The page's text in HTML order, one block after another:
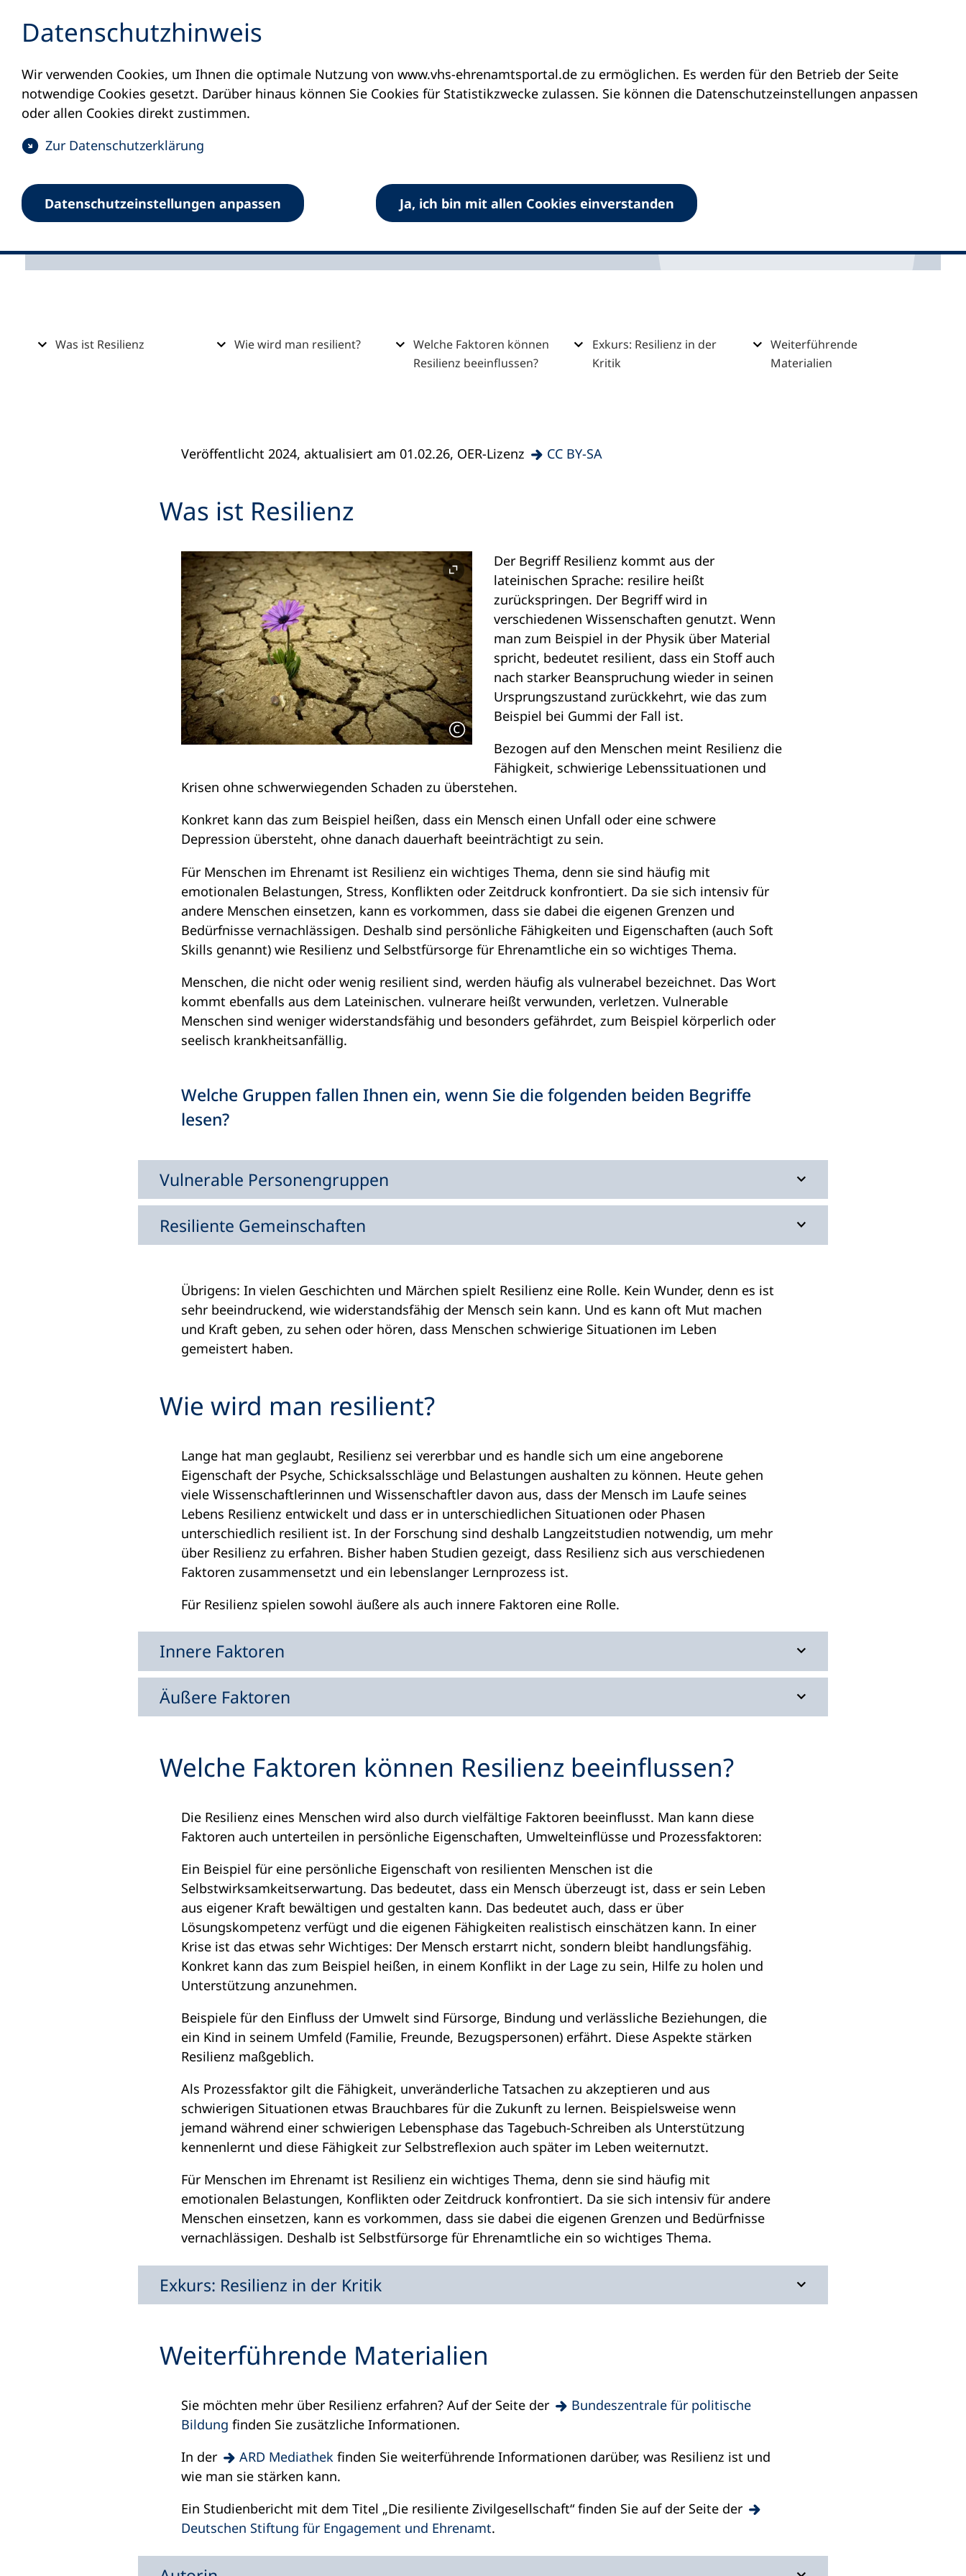
Datenschutz­hinweis
Wir verwenden Cookies, um Ihnen die optimale Nutzung von www.vhs-ehrenamtsportal.de zu ermöglichen. Es werden für den Betrieb der Seite
notwendige Cookies gesetzt. Darüber hinaus können Sie Cookies für Statistikzwecke zulassen. Sie können die Datenschutz­einstellungen anpassen
oder allen Cookies direkt zustimmen.
Zur Datenschutz­erklärung
Datenschutz­einstellungen anpassen Ja, ich bin mit allen Cookies einverstanden
Startseite Dossier Resilienz im Ehrenamt Was ist Resilienz?
Was ist Resilienz?
Lektion geht es zunächst um eine Begriffsklärung: Was bedeutet der
Begriff Resilienz und was macht uns resilient?
Inhalt Was ist Resilienz Wie wird man resilient?
Welche Faktoren können
Resilienz beeinflussen?
Exkurs: Resilienz in der
Kritik
Weiterführende
Materialien
Veröffentlicht 2024, aktualisiert am 01.02.26, OER-Lizenz CC BY-SA
Was ist Resilienz
Der Begriff Resilienz kommt aus der
lateinischen Sprache: resilire heißt
zurückspringen. Der Begriff wird in
verschiedenen Wissenschaften genutzt. Wenn
man zum Beispiel in der Physik über Material
spricht, bedeutet resilient, dass ein Stoff auch
nach starker Beanspruchung wieder in seinen
Ursprungszustand zurückkehrt, wie das zum
Beispiel bei Gummi der Fall ist.
Bezogen auf den Menschen meint Resilienz die
Fähigkeit, schwierige Lebenssituationen und
Krisen ohne schwerwiegenden Schaden zu überstehen.
Konkret kann das zum Beispiel heißen, dass ein Mensch einen Unfall oder eine schwere
Depression übersteht, ohne danach dauerhaft beeinträchtigt zu sein.
Für Menschen im Ehrenamt ist Resilienz ein wichtiges Thema, denn sie sind häufig mit
emotionalen Belastungen, Stress, Konflikten oder Zeitdruck konfrontiert. Da sie sich intensiv für
andere Menschen einsetzen, kann es vorkommen, dass sie dabei die eigenen Grenzen und
Bedürfnisse vernachlässigen. Deshalb sind persönliche Fähigkeiten und Eigenschaften (auch Soft
Skills genannt) wie Resilienz und Selbstfürsorge für Ehrenamtliche ein so wichtiges Thema.
Menschen, die nicht oder wenig resilient sind, werden häufig als vulnerabel bezeichnet. Das Wort
kommt ebenfalls aus dem Lateinischen. vulnerare heißt verwunden, verletzen. Vulnerable
Menschen sind weniger widerstandsfähig und besonders gefährdet, zum Beispiel körperlich oder
seelisch krankheitsanfällig.
Welche Gruppen fallen Ihnen ein, wenn Sie die folgenden beiden Begriffe
lesen?
Vulnerable Personengruppen
Resiliente Gemeinschaften
Übrigens: In vielen Geschichten und Märchen spielt Resilienz eine Rolle. Kein Wunder, denn es ist
sehr beeindruckend, wie widerstandsfähig der Mensch sein kann. Und es kann oft Mut machen
und Kraft geben, zu sehen oder hören, dass Menschen schwierige Situationen im Leben
gemeistert haben.
Wie wird man resilient?
Lange hat man geglaubt, Resilienz sei vererbbar und es handle sich um eine angeborene
Eigenschaft der Psyche, Schicksalsschläge und Belastungen aushalten zu können. Heute gehen
viele Wissenschaftlerinnen und Wissenschaftler davon aus, dass der Mensch im Laufe seines
Lebens Resilienz entwickelt und dass er in unterschiedlichen Situationen oder Phasen
unterschiedlich resilient ist. In der Forschung sind deshalb Langzeitstudien notwendig, um mehr
über Resilienz zu erfahren. Bisher haben Studien gezeigt, dass Resilienz sich aus verschiedenen
Faktoren zusammensetzt und ein lebenslanger Lernprozess ist.
Für Resilienz spielen sowohl äußere als auch innere Faktoren eine Rolle.
Innere Faktoren
Äußere Faktoren
Welche Faktoren können Resilienz beeinflussen?
Die Resilienz eines Menschen wird also durch vielfältige Faktoren beeinflusst. Man kann diese
Faktoren auch unterteilen in persönliche Eigenschaften, Umwelteinflüsse und Prozessfaktoren:
Ein Beispiel für eine persönliche Eigenschaft von resilienten Menschen ist die
Selbstwirksamkeitserwartung. Das bedeutet, dass ein Mensch überzeugt ist, dass er sein Leben
aus eigener Kraft bewältigen und gestalten kann. Das bedeutet auch, dass er über
Lösungskompetenz verfügt und die eigenen Fähigkeiten realistisch einschätzen kann. In einer
Krise ist das etwas sehr Wichtiges: Der Mensch erstarrt nicht, sondern bleibt handlungsfähig.
Konkret kann das zum Beispiel heißen, in einem Konflikt in der Lage zu sein, Hilfe zu holen und
Unterstützung anzunehmen.
Beispiele für den Einfluss der Umwelt sind Fürsorge, Bindung und verlässliche Beziehungen, die
ein Kind in seinem Umfeld (Familie, Freunde, Bezugspersonen) erfährt. Diese Aspekte stärken
Resilienz maßgeblich.
Als Prozessfaktor gilt die Fähigkeit, unveränderliche Tatsachen zu akzeptieren und aus
schwierigen Situationen etwas Brauchbares für die Zukunft zu lernen. Beispielsweise wenn
jemand während einer schwierigen Lebensphase das Tagebuch-Schreiben als Unterstützung
kennenlernt und diese Fähigkeit zur Selbstreflexion auch später im Leben weiternutzt.
Für Menschen im Ehrenamt ist Resilienz ein wichtiges Thema, denn sie sind häufig mit
emotionalen Belastungen, Konflikten oder Zeitdruck konfrontiert. Da sie sich intensiv für andere
Menschen einsetzen, kann es vorkommen, dass sie dabei die eigenen Grenzen und Bedürfnisse
vernachlässigen. Deshalb ist Selbstfürsorge für Ehrenamtliche ein so wichtiges Thema.
Exkurs: Resilienz in der Kritik
Weiterführende Materialien
Sie möchten mehr über Resilienz erfahren? Auf der Seite der
Bundeszentrale für politische
Bildung finden Sie zusätzliche Informationen.
In der
ARD Mediathekfinden Sie weiterführende Informationen darüber, was Resilienz ist und
wie man sie stärken kann.
Ein Studienbericht mit dem Titel „Die resiliente Zivilgesellschaft“ finden Sie auf der Seite der
Deutschen Stiftung für Engagement und Ehrenamt.